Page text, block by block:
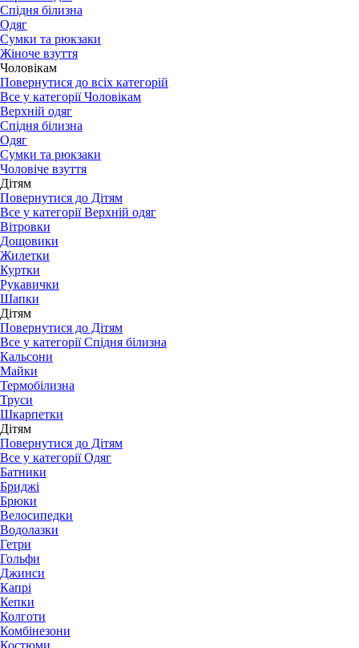
Спідня білизна
Одяг
Сумки та рюкзаки
Жіноче взуття
Чоловікам
Повернутися до всіх категорій
Все у категорії Чоловікам
Верхній одяг
Спідня білизна
Одяг
Сумки та рюкзаки
Чоловіче взуття
Дітям
Повернутися до Дітям
Все у категорії Верхній одяг
Вітровки
Дощовики
Жилетки
Куртки
Рукавички
Шапки
Дітям
Повернутися до Дітям
Все у категорії Спідня білизна
Кальсони
Майки
Термобілизна
Труси
Шкарпетки
Дітям
Повернутися до Дітям
Все у категорії Одяг
Батники
Бриджі
Брюки
Велосипедки
Водолазки
Гетри
Гольфи
Джинси
Капрі
Кепки
Колготи
Комбінезони
Костюми